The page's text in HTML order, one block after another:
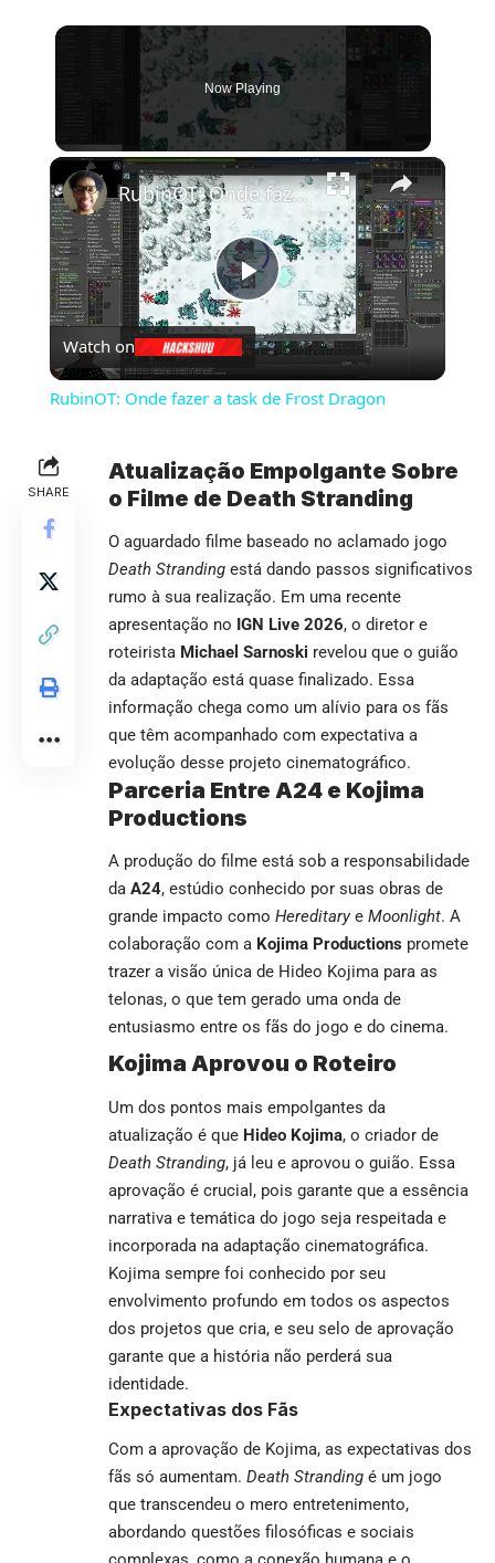
Now Playing
×
Play
Video
RubinOT: Onde fazer a task de Frost Dragon
Watch on
RubinOT: Onde fazer a task de Frost Dragon
SHARE
Atualização Empolgante Sobre
o Filme de Death Stranding
O aguardado filme baseado no aclamado jogo
Death Stranding está dando passos significativos
rumo à sua realização. Em uma recente
apresentação no IGN Live 2026, o diretor e
roteirista Michael Sarnoski revelou que o guião
da adaptação está quase finalizado. Essa
informação chega como um alívio para os fãs
que têm acompanhado com expectativa a
evolução desse projeto cinematográfico.
Parceria Entre A24 e Kojima
Productions
A produção do filme está sob a responsabilidade
da A24, estúdio conhecido por suas obras de
grande impacto como Hereditarye Moonlight. A
colaboração com a Kojima Productions promete
trazer a visão única de Hideo Kojima para as
telonas, o que tem gerado uma onda de
entusiasmo entre os fãs do jogo e do cinema.
Kojima Aprovou o Roteiro
Um dos pontos mais empolgantes da
atualização é que Hideo Kojima, o criador de
Death Stranding, já leu e aprovou o guião. Essa
aprovação é crucial, pois garante que a essência
narrativa e temática do jogo seja respeitada e
incorporada na adaptação cinematográfica.
Kojima sempre foi conhecido por seu
envolvimento profundo em todos os aspectos
dos projetos que cria, e seu selo de aprovação
garante que a história não perderá sua
identidade.
Expectativas dos Fãs
Com a aprovação de Kojima, as expectativas dos
fãs só aumentam. Death Stranding é um jogo
que transcendeu o mero entretenimento,
abordando questões filosóficas e sociais